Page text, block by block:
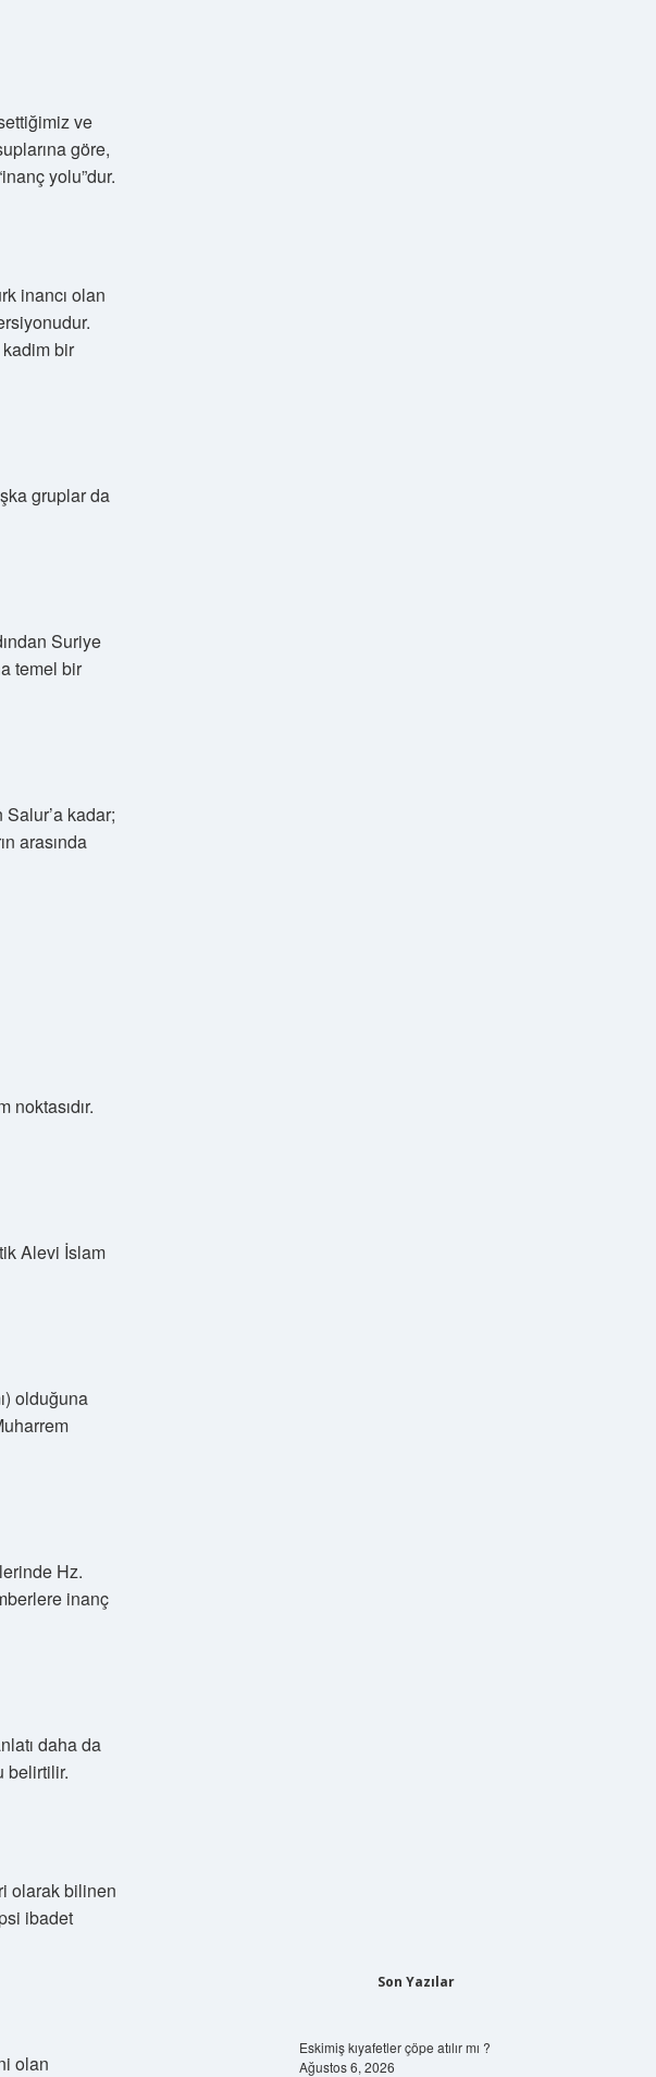
ve
göre,
yolu”dur.
inancı olan
kadim bir
gruplar da
Suriye
temel bir
kadar;
arasında
Alevi İslam
olduğuna
Hz.
inanç
daha da
belirtilir.
olarak bilinen
ibadet
olan
Son Yazılar
Eskimiş kıyafetler çöpe atılır mı ?
Ağustos 6, 2026